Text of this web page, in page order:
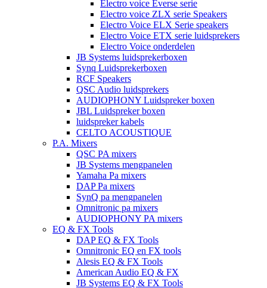
Electro voice Everse serie
Electro voice ZLX serie Speakers
Electro Voice ELX Serie speakers
Electro Voice ETX serie luidsprekers
Electro Voice onderdelen
JB Systems luidsprekerboxen
Synq Luidsprekerboxen
RCF Speakers
QSC Audio luidsprekers
AUDIOPHONY Luidspreker boxen
JBL Luidspreker boxen
luidspreker kabels
CELTO ACOUSTIQUE
P.A. Mixers
QSC PA mixers
JB Systems mengpanelen
Yamaha Pa mixers
DAP Pa mixers
SynQ pa mengpanelen
Omnitronic pa mixers
AUDIOPHONY PA mixers
EQ & FX Tools
DAP EQ & FX Tools
Omnitronic EQ en FX tools
Alesis EQ & FX Tools
American Audio EQ & FX
JB Systems EQ & FX Tools